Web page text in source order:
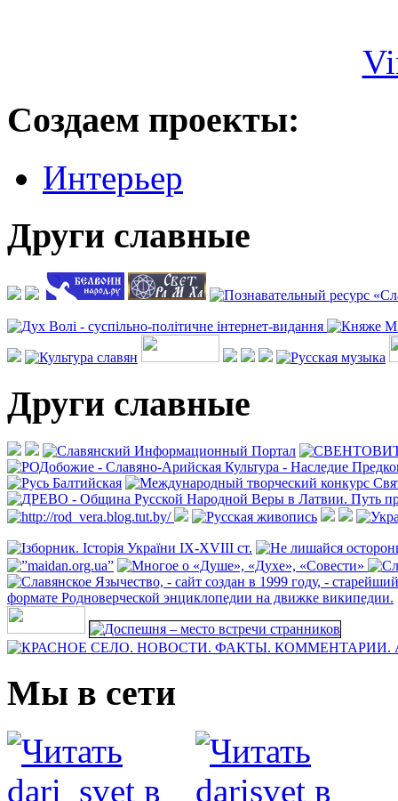
Создаем проекты:
Интерьер
Други славные
Други славные
Мы в сети